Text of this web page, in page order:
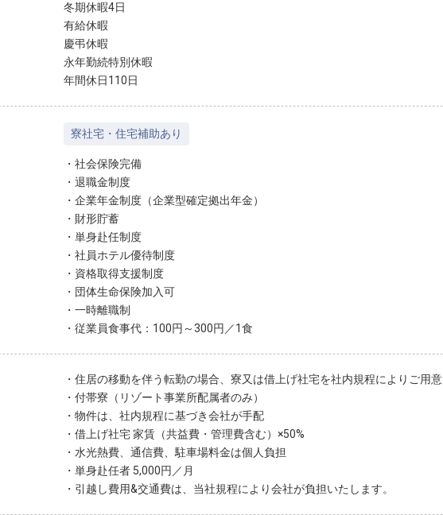
冬期休暇4日
有給休暇
慶弔休暇
永年勤続特別休暇
年間休日110日
寮社宅・住宅補助あり
・社会保険完備
・退職金制度
・企業年金制度（企業型確定拠出年金）
・財形貯蓄
・単身赴任制度
・社員ホテル優待制度
・資格取得支援制度
・団体生命保険加入可
・一時離職制
・従業員食事代：100円～300円／1食
・住居の移動を伴う転勤の場合、寮又は借上げ社宅を社内規程によりご用意
・付帯寮（リゾート事業所配属者のみ）
・物件は、社内規程に基づき会社が手配
・借上げ社宅 家賃（共益費・管理費含む）×50%
・水光熱費、通信費、駐車場料金は個人負担
・単身赴任者 5,000円／月
・引越し費用&交通費は、当社規程により会社が負担いたします。